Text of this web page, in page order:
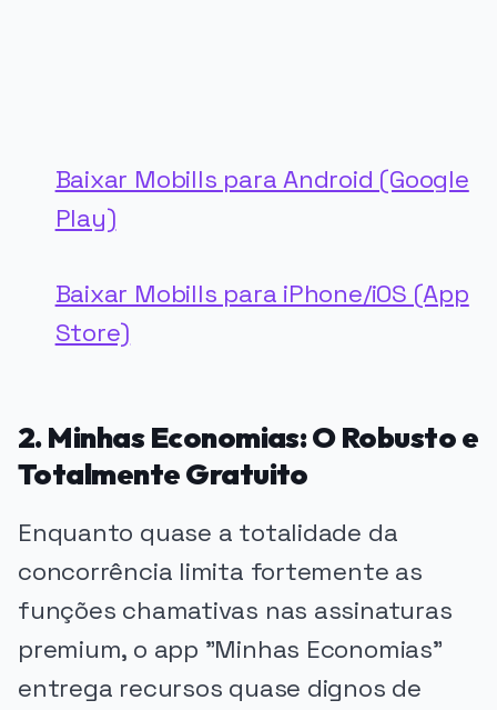
Baixar Mobills para Android (Google
Play)
Baixar Mobills para iPhone/iOS (App
Store)
2. Minhas Economias: O Robusto e
Totalmente Gratuito
Enquanto quase a totalidade da
concorrência limita fortemente as
funções chamativas nas assinaturas
premium, o app "Minhas Economias"
entrega recursos quase dignos de